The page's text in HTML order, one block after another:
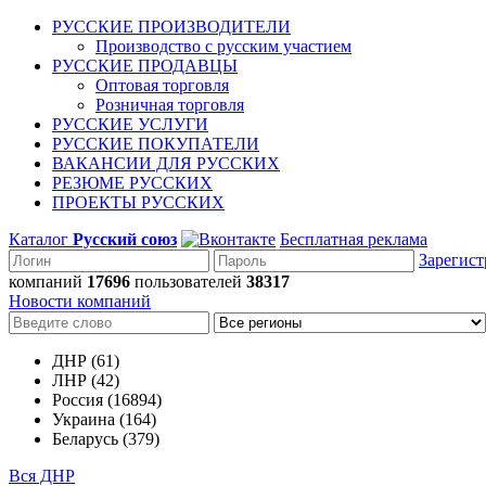
РУССКИЕ ПРОИЗВОДИТЕЛИ
Производство с русским участием
РУССКИЕ ПРОДАВЦЫ
Оптовая торговля
Розничная торговля
РУССКИЕ УСЛУГИ
РУССКИЕ ПОКУПАТЕЛИ
ВАКАНСИИ ДЛЯ РУССКИХ
РЕЗЮМЕ РУССКИХ
ПРОЕКТЫ РУССКИХ
Каталог Русский союз
Бесплатная реклама
компаний 17696 пользователей 38317
Новости компаний
ДНР (61)
ЛНР (42)
Россия (16894)
Украина (164)
Беларусь (379)
Вся ДНР